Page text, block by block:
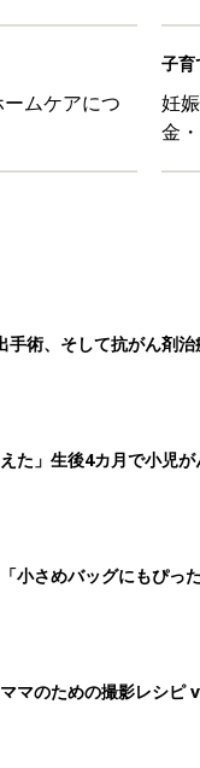
ムケアにつ
子育
妊
金
手術、そして抗がん剤
た」生後4カ月で小児
小さめバッグにもぴっ
マのための撮影レシピ